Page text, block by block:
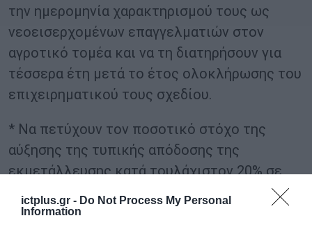
ictplus.gr - Do Not Process My Personal
Information
την ημερομηνία χαρακτηρισμού τους ως
νεοεισερχομένων επαγγελματιών στον
αγροτικό τομέα και να τη διατηρήσουν για
τέσσερα έτη μετά το έτος ολοκλήρωσης του
επιχειρηματικού τους σχεδίου.
* Να πετύχουν τον ποσοτικό στόχο της
αύξησης της τυπικής απόδοσης της
εκμετάλλευσης κατά τουλάχιστον 20% σε
σχέση με την τυπική απόδοση της αρχικής
κατάστασης.